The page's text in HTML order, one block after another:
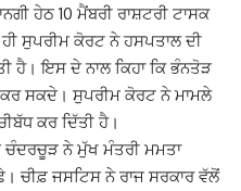
ਹੇਠ 10 ਮੈਂਬਰੀ ਰਾਸ਼ਟਰੀ ਟਾਸਕ
ਸੁਪਰੀਮ ਕੋਰਟ ਨੇ ਹਸਪਤਾਲ ਦੀ
ਇਸ ਦੇ ਨਾਲ ਕਿਹਾ ਕਿ ਭੰਨਤੋੜ
ਕਰ ਸਕਦੇ। ਸੁਪਰੀਮ ਕੋਰਟ ਨੇ ਮਾਮਲੇ
ਕਰ ਦਿੱਤੀ ਹੈ।
ਚੰਦਰਚੂੜ ਨੇ ਮੁੱਖ ਮੰਤਰੀ ਮਮਤਾ
ਚੀਫ਼ ਜਸਟਿਸ ਨੇ ਰਾਜ ਸਰਕਾਰ ਵੱਲੋਂ